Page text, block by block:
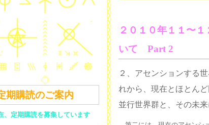
２０１０年１１〜
いて Part 2
２、アセンションする
れから、現在とほとん
並行世界群と、その未
期購読のご案内
、定期購読を募集しています